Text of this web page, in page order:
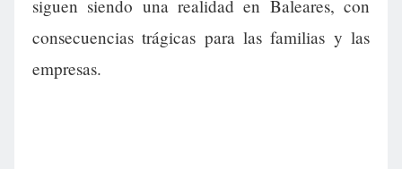
siguen siendo una realidad en Baleares, con
consecuencias trágicas para las familias y las
empresas.